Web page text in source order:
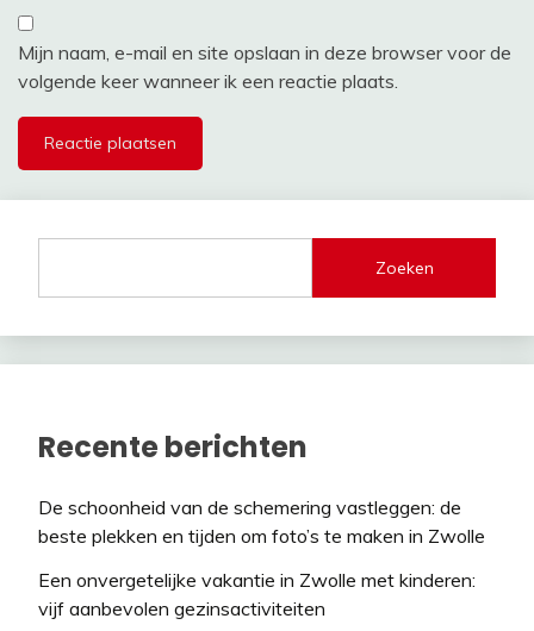
Mijn naam, e-mail en site opslaan in deze browser voor de
volgende keer wanneer ik een reactie plaats.
Zoeken
Recente berichten
De schoonheid van de schemering vastleggen: de
beste plekken en tijden om foto’s te maken in Zwolle
Een onvergetelijke vakantie in Zwolle met kinderen:
vijf aanbevolen gezinsactiviteiten